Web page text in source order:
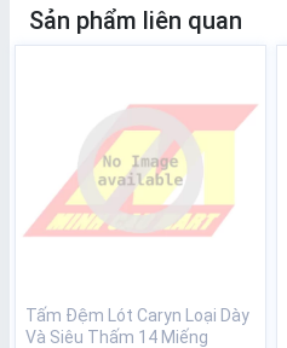
Sản phẩm liên quan
Tấm Đệm Lót Caryn Loại Dày
Và Siêu Thấm 14 Miếng